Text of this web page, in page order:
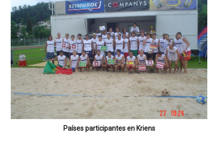
Países participantes en Kriens